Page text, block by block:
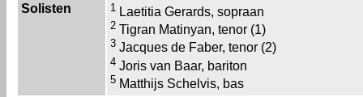
Solisten
1 Laetitia Gerards, sopraan
2 Tigran Matinyan, tenor (1)
3 Jacques de Faber, tenor (2)
4 Joris van Baar, bariton
5 Matthijs Schelvis, bas